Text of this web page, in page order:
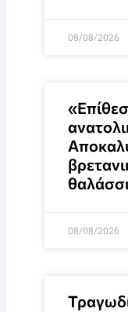
08/08/2026
08/08/2026